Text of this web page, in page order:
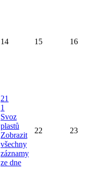
14 15 16
21
1
Svoz
plastů
Zobrazit
všechny
záznamy
ze dne
22 23